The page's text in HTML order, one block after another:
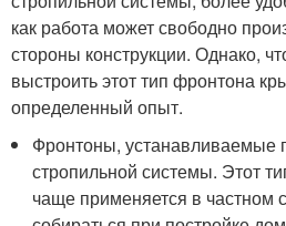
как работа может свободно
стороны конструкции. Однако,
выстроить этот тип фронтона
определенный опыт.
Фронтоны, устанавливаемые
стропильной системы. Этот
чаще применяется в частном